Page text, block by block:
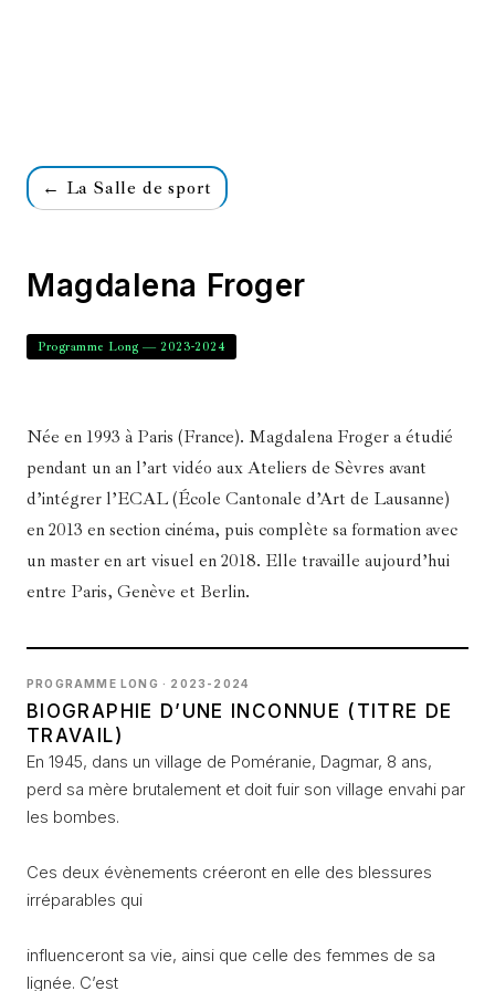
← La Salle de sport
Magdalena Froger
Programme Long — 2023-2024
Née en 1993 à Paris (France). Magdalena Froger a étudié
pendant un an l’art vidéo aux Ateliers de Sèvres avant
d’intégrer l’ECAL (École Cantonale d’Art de Lausanne)
en 2013 en section cinéma, puis complète sa formation avec
un master en art visuel en 2018. Elle travaille aujourd’hui
entre Paris, Genève et Berlin.
PROGRAMME LONG · 2023-2024
BIOGRAPHIE D’UNE INCONNUE (TITRE DE
TRAVAIL)
En 1945, dans un village de Poméranie, Dagmar, 8 ans,
perd sa mère brutalement et doit fuir son village envahi par
les bombes.
Ces deux évènements créeront en elle des blessures
irréparables qui
influenceront sa vie, ainsi que celle des femmes de sa
lignée. C’est